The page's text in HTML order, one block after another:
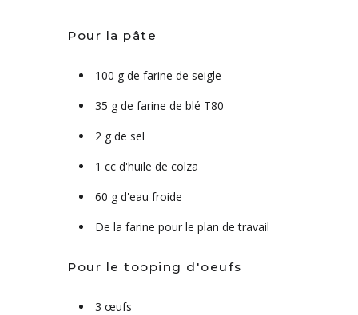
Pour la pâte
100 g de farine de seigle
35 g de farine de blé T80
2 g de sel
1 cc d'huile de colza
60 g d'eau froide
De la farine pour le plan de travail
Pour le topping d'oeufs
3 œufs